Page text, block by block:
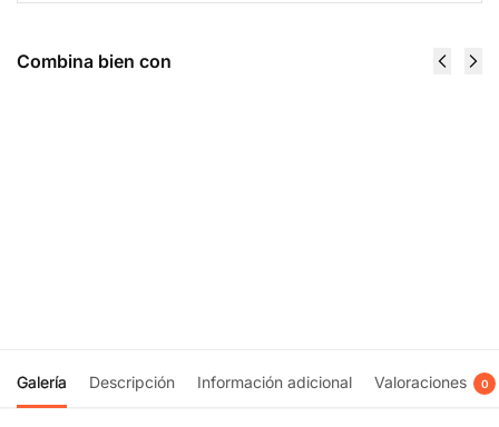
Combina bien con
Galería Descripción Información adicional Valoraciones 0